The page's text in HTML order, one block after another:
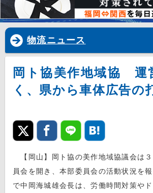
物流ニュース
岡ト協美作地域協 運
く、県から車体広告の
【岡山】岡ト協の美作地域協議会は
員会を開き、本部委員会の活動状況を
で中岡海城雄会長は、労働時間対策や